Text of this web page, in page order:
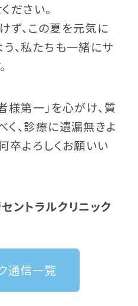
ださい。
ず、この夏を元気に
、私たちも一緒にサ
様第一」を心がけ、質
、診療に遺漏無きよ
卒よろしくお願いい
ントラルクリニック
通信一覧